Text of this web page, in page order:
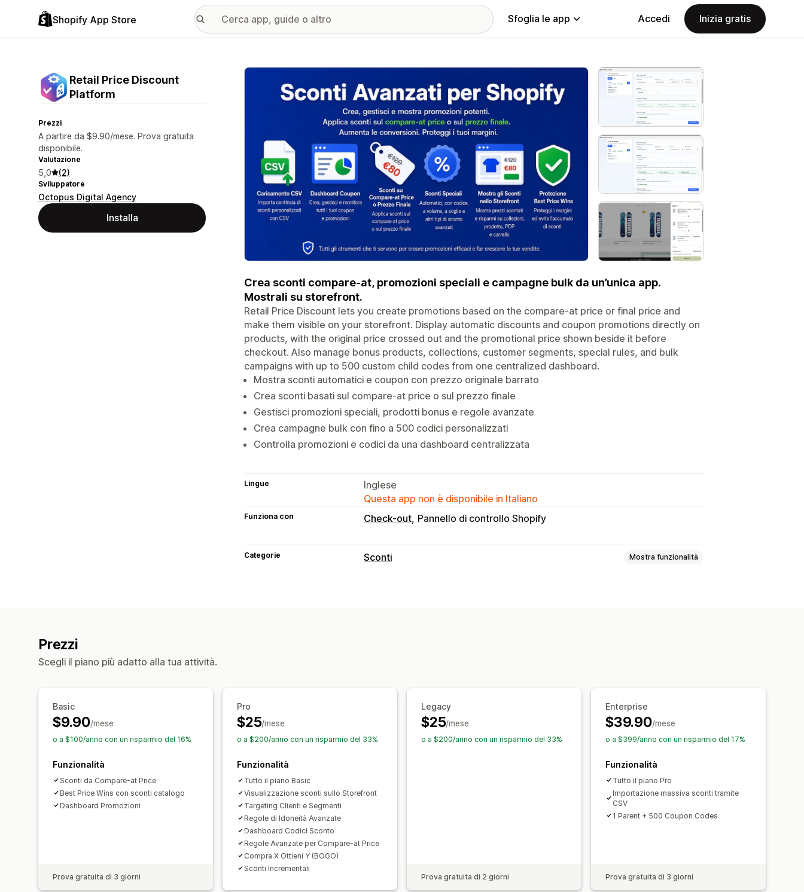
Shopify App Store Sfoglia le app Accedi Inizia gratis
Retail Price Discount
Platform
Prezzi
A partire da $9.90/mese. Prova gratuita
disponibile.
Valutazione
5,0 (2)
Sviluppatore
Octopus Digital Agency
Installa
Galleria immagini in evidenza
Crea sconti compare-at, promozioni speciali e campagne bulk da un’unica app.
Mostrali su storefront.
Retail Price Discount lets you create promotions based on the compare-at price or final price and
make them visible on your storefront. Display automatic discounts and coupon promotions directly on
products, with the original price crossed out and the promotional price shown beside it before
checkout. Also manage bonus products, collections, customer segments, special rules, and bulk
campaigns with up to 500 custom child codes from one centralized dashboard.
Mostra sconti automatici e coupon con prezzo originale barrato
Crea sconti basati sul compare-at price o sul prezzo finale
Gestisci promozioni speciali, prodotti bonus e regole avanzate
Crea campagne bulk con fino a 500 codici personalizzati
Controlla promozioni e codici da una dashboard centralizzata
Lingue
Inglese
Questa app non è disponibile in Italiano
Funziona con Check-out Pannello di controllo Shopify
Categorie Sconti Mostra funzionalità
Accumulo degli sconti
Segmentazione
Prezzi
Scegli il piano più adatto alla tua attività.
Basic
$9.90/mese
o a $100/anno con un risparmio del 16%
Funzionalità
Sconti da Compare-at Price
Best Price Wins con sconti catalogo
Dashboard Promozioni
Prova gratuita di 3 giorni
Pro
$25/mese
o a $200/anno con un risparmio del 33%
Funzionalità
Tutto il piano Basic
Visualizzazione sconti sullo Storefront
Targeting Clienti e Segmenti
Regole di Idoneità Avanzate
Dashboard Codici Sconto
Regole Avanzate per Compare-at Price
Compra X Ottieni Y (BOGO)
Sconti Incrementali
Legacy
$25/mese
o a $200/anno con un risparmio del 33%
Prova gratuita di 2 giorni
Enterprise
$39.90/mese
o a $399/anno con un risparmio del 17%
Funzionalità
Tutto il piano Pro
Importazione massiva sconti tramite
CSV
1 Parent + 500 Coupon Codes
Prova gratuita di 3 giorni